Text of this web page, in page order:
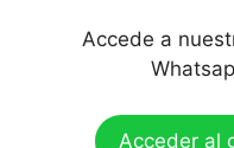
Accede a
Acceder al